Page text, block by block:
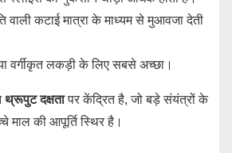
वाली कटाई मात्रा के माध्यम से मुआवजा देती
वर्गीकृत लकड़ी के लिए सबसे अच्छा।
थ्रूपुट दक्षतापर केंद्रित है, जो बड़े संयंत्रों के
माल की आपूर्ति स्थिर है।